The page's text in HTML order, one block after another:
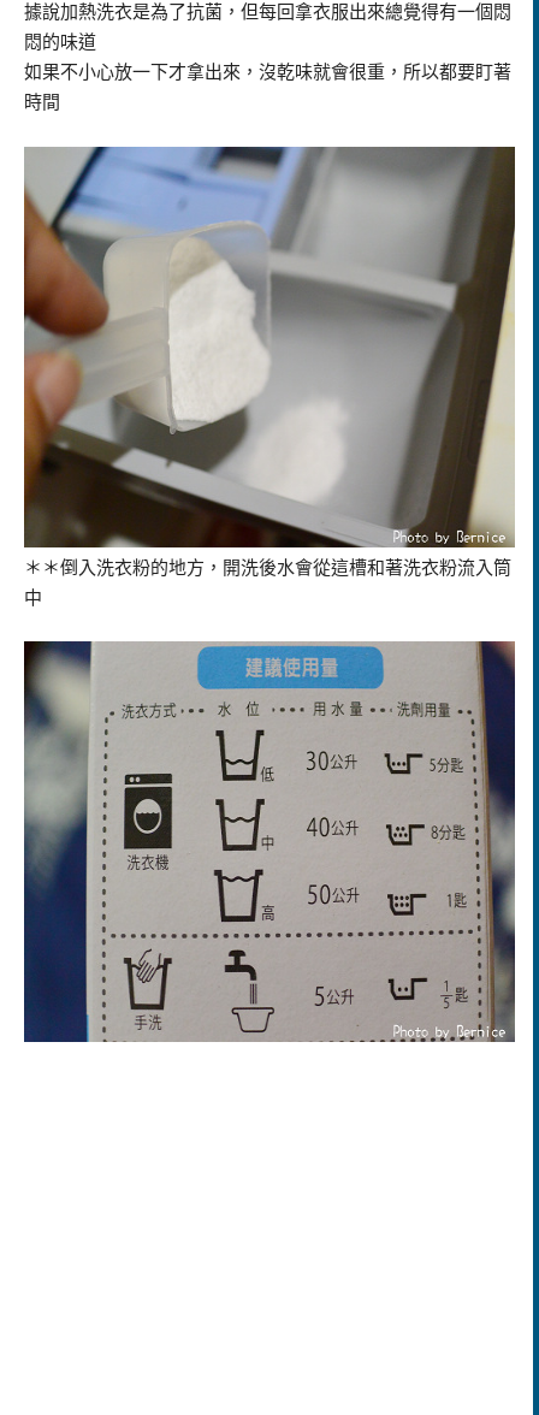
據說加熱洗衣是為了抗菌，但每回拿衣服出來總覺得有一個悶
悶的味道
如果不小心放一下才拿出來，沒乾味就會很重，所以都要盯著
時間
＊＊倒入洗衣粉的地方，開洗後水會從這槽和著洗衣粉流入筒
中